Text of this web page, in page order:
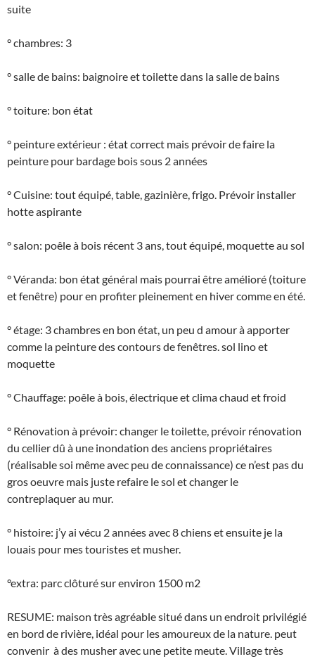
suite
° chambres: 3
° salle de bains: baignoire et toilette dans la salle de bains
° toiture: bon état
° peinture extérieur : état correct mais prévoir de faire la
peinture pour bardage bois sous 2 années
° Cuisine: tout équipé, table, gazinière, frigo. Prévoir installer
hotte aspirante
° salon: poêle à bois récent 3 ans, tout équipé, moquette au sol
° Véranda: bon état général mais pourrai être amélioré (toiture
et fenêtre) pour en profiter pleinement en hiver comme en été.
° étage: 3 chambres en bon état, un peu d amour à apporter
comme la peinture des contours de fenêtres. sol lino et
moquette
° Chauffage: poêle à bois, électrique et clima chaud et froid
° Rénovation à prévoir: changer le toilette, prévoir rénovation
du cellier dû à une inondation des anciens propriétaires
(réalisable soi même avec peu de connaissance) ce n’est pas du
gros oeuvre mais juste refaire le sol et changer le
contreplaquer au mur.
° histoire: j’y ai vécu 2 années avec 8 chiens et ensuite je la
louais pour mes touristes et musher.
°extra: parc clôturé sur environ 1500 m2
RESUME: maison très agréable situé dans un endroit privilégié
en bord de rivière, idéal pour les amoureux de la nature. peut
convenir à des musher avec une petite meute. Village très